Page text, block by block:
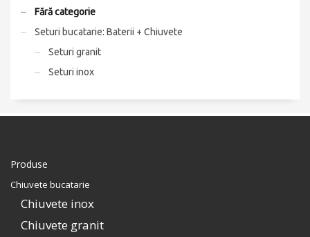
Fără categorie
Seturi bucatarie: Baterii + Chiuvete
Seturi granit
Seturi inox
Produse
Chiuvete bucatarie
Chiuvete inox
Chiuvete granit